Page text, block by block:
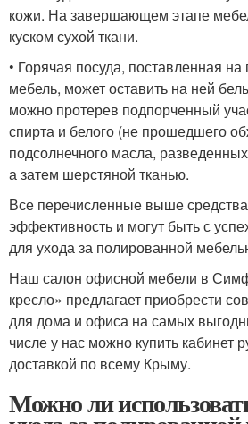
кожи. На завершающем этапе
куском сухой ткани.
• Горячая посуда, поставленная
мебель, может оставить на ней
можно протерев подпорченный
спирта и белого (не прошедшего
подсолнечного масла,
а затем шерстяной тканью.
Все перечисленные выше
эффективность и могут быть с
для ухода за полированной
Наш салон офисной мебели в
кресло» предлагает приобрести
для дома и офиса на самых
числе у нас можно купить кабинет
доставкой по всему Крыму.
Можно ли